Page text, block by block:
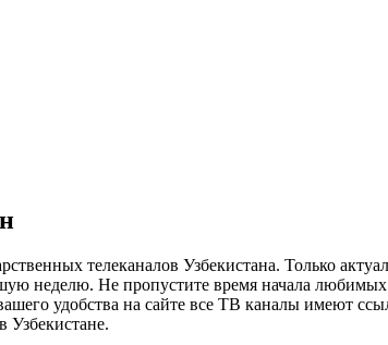
телеканалов Узбекистана. Только
неделю. Не пропустите время начала
удобства на сайте все ТВ каналы имеют